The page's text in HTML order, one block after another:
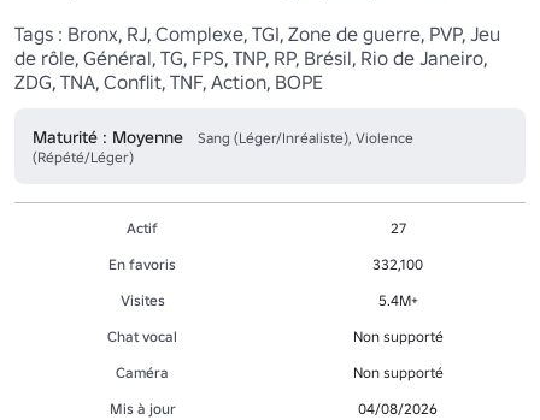
Tags : Bronx, RJ, Complexe, TGI, Zone de guerre, PVP, Jeu
de rôle, Général, TG, FPS, TNP, RP, Brésil, Rio de Janeiro,
ZDG, TNA, Conflit, TNF, Action, BOPE
Maturité : Moyenne
Sang (Léger/Inréaliste), Violence
(Répété/Léger)
Actif
27
En favoris
332,100
Visites
5.4M+
Chat vocal
Non supporté
Caméra
Non supporté
Mis à jour
04/08/2026